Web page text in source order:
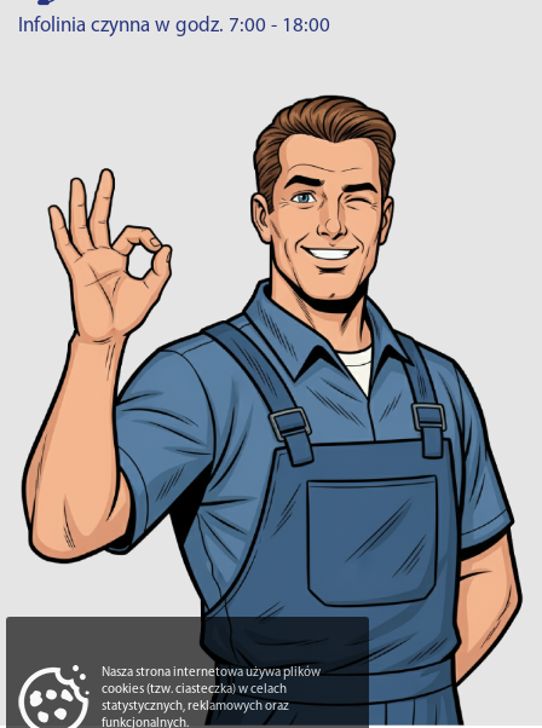
Infolinia czynna w godz. 7:00 - 18:00
Nasza strona internetowa używa plików
cookies (tzw. ciasteczka) w celach
statystycznych, reklamowych oraz
funkcjonalnych.